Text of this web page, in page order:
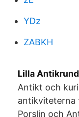
YDz
ZABKH
Lilla
Antikt och
antikviteterna
Porslin och